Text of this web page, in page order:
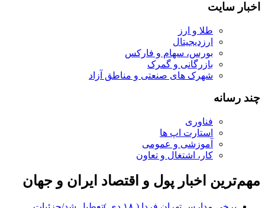
اخبار سایت
طلا و ارز
ارزدیجیتال
بورس، سهام و فارکس
بازرگانی و گمرک
شهرک های صنعتی و مناطق آزاد
چند رسانه
فناوری
استارت اپ ها
آموزشی و عمومی
کار، اشتغال و تعاون
مهم‌ترین اخبار پول و اقتصاد ایران و جهان